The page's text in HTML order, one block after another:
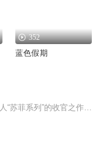
352
蓝色假期